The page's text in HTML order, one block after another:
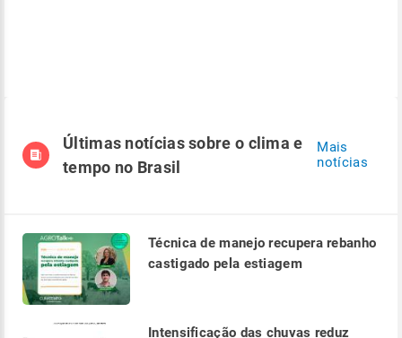
Últimas notícias sobre o clima e
tempo no Brasil
Mais
notícias
Técnica de manejo recupera rebanho
castigado pela estiagem
Intensificação das chuvas reduz